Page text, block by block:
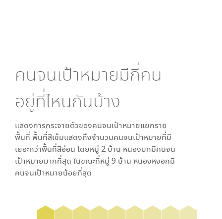
คนจนเป้าหมายมีกี่คน
อยู่ที่ไหนกันบ้าง
แสดงการกระจายตัวของคนจนเป้าหมายแยกราย
พื้นที่ พื้นที่สีเข้มแสดงถึงจำนวนคนจนเป้าหมายที่มี
เยอะกว่าพื้นที่สีอ่อน โดยหมู่ 2 บ้าน หนองบกมีคนจน
เป้าหมายมากที่สุด ในขณะที่หมู่ 9 บ้าน หนองหงอกมี
คนจนเป้าหมายน้อยที่สุด